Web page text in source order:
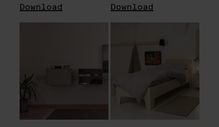
Download Download